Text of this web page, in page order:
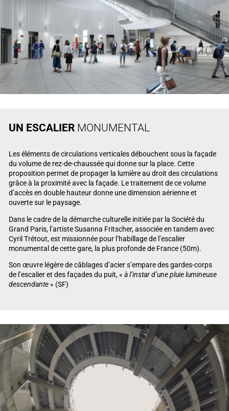
UN ESCALIER MONUMENTAL
Les éléments de circulations verticales débouchent sous la façade
du volume de rez-de-chaussée qui donne sur la place. Cette
proposition permet de propager la lumière au droit des circulations
grâce à la proximité avec la façade. Le traitement de ce volume
d’accès en double hauteur donne une dimension aérienne et
ouverte sur le paysage.
Dans le cadre de la démarche culturelle initiée par la Société du
Grand Paris, l’artiste Susanna Fritscher, associée en tandem avec
Cyril Trétout, est missionnée pour l’habillage de l’escalier
monumental de cette gare, la plus profonde de France (50m).
Son œuvre légère de câblages d’acier s’empare des gardes-corps
de l’escalier et des façades du puit, « à l’instar d’une pluie lumineuse
descendante» (SF)